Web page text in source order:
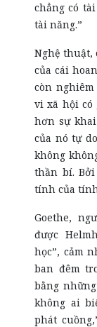
chẳng có
tài năng.”
Nghệ thuật,
của cái
còn
vi xã hội có
hơn sự
của nó tự
không
thần bí.
tính của
Goethe,
được
học”, cảm
ban đêm
bằng
không ai
phát